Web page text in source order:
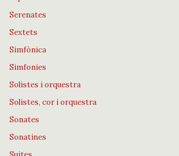
Serenates
Sextets
Simfònica
Simfonies
Solistes i orquestra
Solistes, cor i orquestra
Sonates
Sonatines